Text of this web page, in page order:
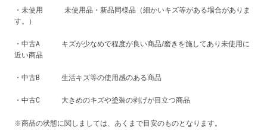
・未使用 未使用品・新品同様品（細かいキズ等がある場合がありま
す。）
・中古A キズが少なめで程度が良い商品/磨きを施してあり未使用に
近い商品
・中古B 生活キズ等の使用感のある商品
・中古C 大きめのキズや塗装の剥げが目立つ商品
※商品の状態に関しましては、あくまで目安のものとなります。